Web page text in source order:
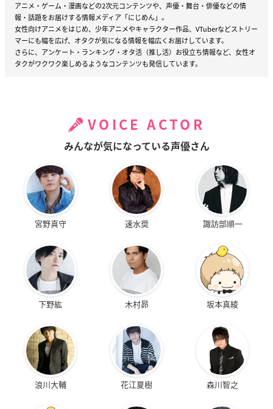
アニメ・ゲーム・漫画などの2次元コンテンツや、声優・舞台・俳優などの情
報・話題をお届けする情報メディア「にじめん」。
女性向けアニメをはじめ、少年アニメやキャラクター作品、VTuberなどストリー
マーにも幅を広げ、オタクが気になる情報を幅広くお届けしています。
さらに、アンケート・ランキング・オタ活（推し活）お役立ち情報など、女性オ
タクがワクワク楽しめるようなコンテンツも発信しています。
VOICE ACTOR
みんなが気になっている声優さん
宮野真守 速水奨 諏訪部順一
下野紘 木村昴 坂本真綾
浪川大輔 花江夏樹 森川智之